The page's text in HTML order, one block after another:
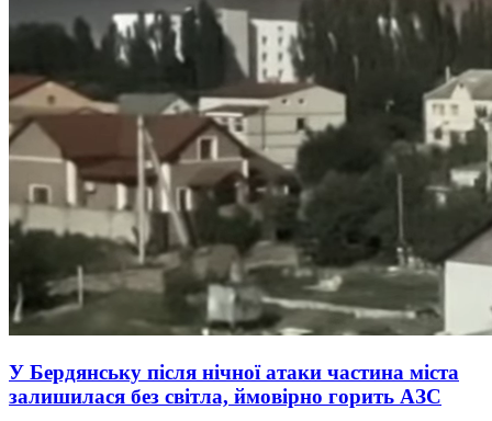
У Бердянську після нічної атаки частина міста
залишилася без світла, ймовірно горить АЗС